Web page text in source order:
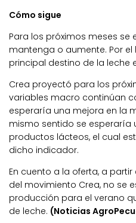
Cómo sigue
Para los próximos meses se
mantenga o aumente. Por
principal destino de la leche
Crea proyectó para los
variables macro continúan
esperaría una mejora en la
mismo sentido se esperaría
productos lácteos, el cual
dicho indicador.
En cuento a la oferta, a
del movimiento Crea, no se
producción para el verano
de leche. (Noticias